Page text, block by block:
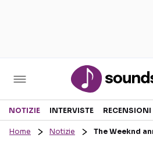
Sezioni
NOTIZIE INTERVISTE RECENSIONI
Home Notizie The Weeknd